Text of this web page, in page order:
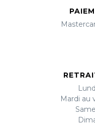
Mardi au